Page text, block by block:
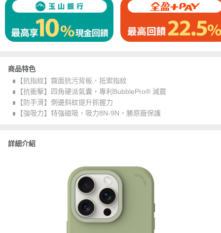
商品特色
∎【抗指紋】霧面抗污背板、抵禦指紋
∎【抗衝擊】四角硬派氣囊，專利BubblePro® 減震
∎【防手滑】側邊斜紋提升抓握力
∎【強吸力】特強磁吸，吸力8N-9N，勝原廠保護
詳細介紹